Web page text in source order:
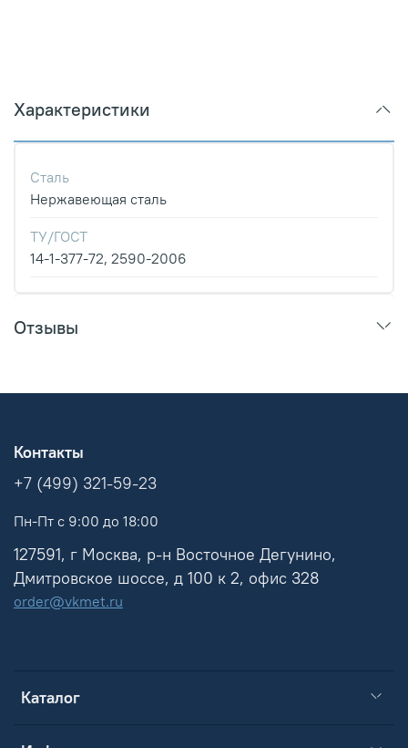
Характеристики
Сталь
Нержавеющая сталь
ТУ/ГОСТ
14-1-377-72, 2590-2006
Отзывы
Каталог
Контакты
+7 (499) 321-59-23
Пн-Пт с 9:00 до 18:00
127591, г Москва, р-н Восточное Дегунино,
Дмитровское шоссе, д 100 к 2, офис 328
order@vkmet.ru